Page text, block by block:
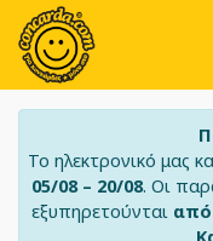
Το ηλεκτρονικό μας
05/08 – 20/08. Οι
εξυπηρετούνται από